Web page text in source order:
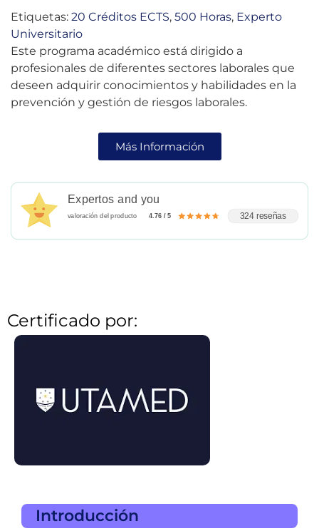
Etiquetas: 20 Créditos ECTS, 500 Horas, Experto
Universitario
Este programa académico está dirigido a
profesionales de diferentes sectores laborales que
deseen adquirir conocimientos y habilidades en la
prevención y gestión de riesgos laborales.
Más Información
Expertos and you
valoración del producto 4.76 / 5 324 reseñas
Certificado por:
Introducción